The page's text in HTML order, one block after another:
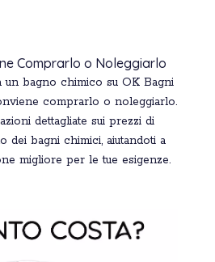
Comprarlo o Noleggiarlo
un bagno chimico su OK Bagni
comprarlo o noleggiarlo.
dettagliate sui prezzi di
dei bagni chimici, aiutandoti a
migliore per le tue esigenze.